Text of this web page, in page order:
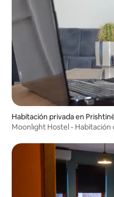
Habitación privada en
Moonlıght Hostel -